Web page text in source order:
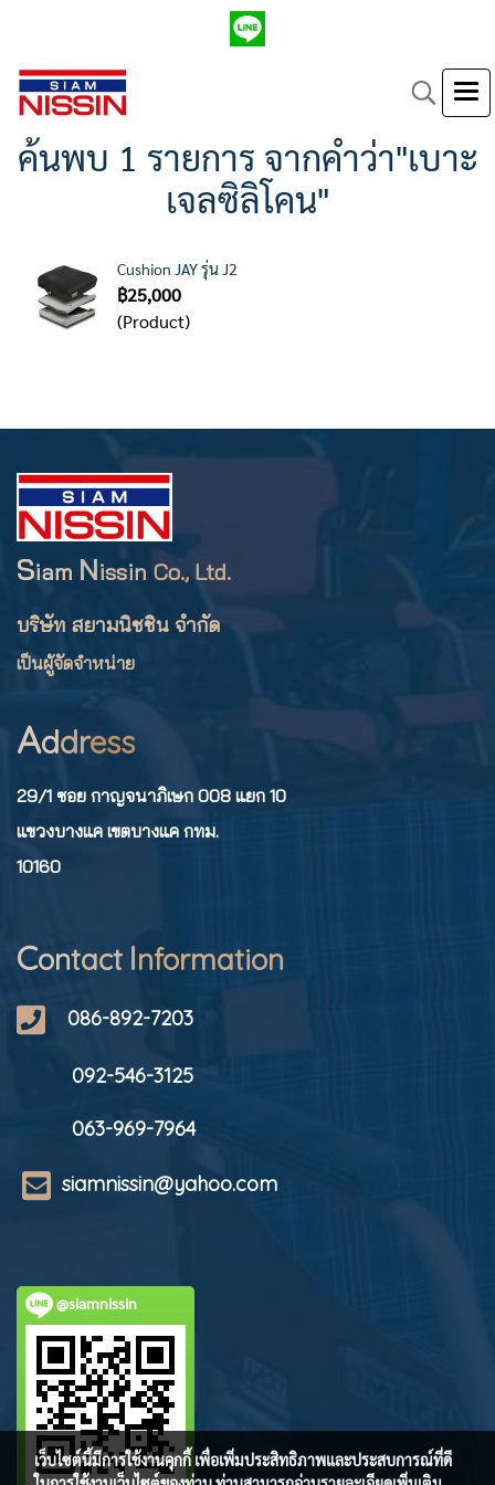
ค้นพบ 1 รายการ จากคำว่า"เบาะ
เจลซิลิโคน"
Cushion JAY รุ่น J2
฿25,000
(Product)
Siam Nissin Co., Ltd.
บริษัท สยามนิชชิน จำกัด
เป็นผู้จัดจำหน่าย
Address
29/1 ซอย กาญจนาภิเษก 008 แยก 10
แขวงบางแค เขตบางแค กทม.
10160
Contact Information
086-892-7203
092-546-3125
063-969-7964
siamnissin@yahoo.com
@siamnissin
เว็บไซต์นี้มีการใช้งานคุกกี้ เพื่อเพิ่มประสิทธิภาพและประสบการณ์ที่ดี